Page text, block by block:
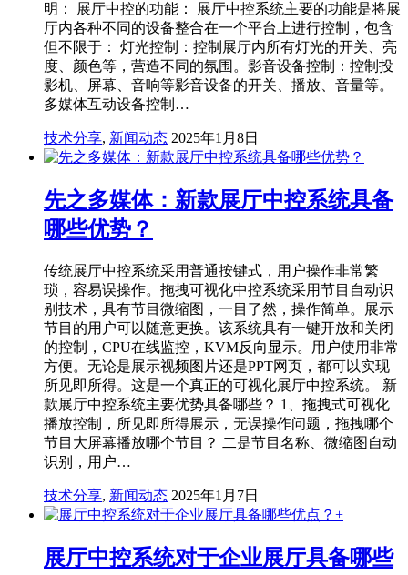
明： 展厅中控的功能： 展厅中控系统主要的功能是将展
厅内各种不同的设备整合在一个平台上进行控制，包含
但不限于： 灯光控制：控制展厅内所有灯光的开关、亮
度、颜色等，营造不同的氛围。影音设备控制：控制投
影机、屏幕、音响等影音设备的开关、播放、音量等。
多媒体互动设备控制…
技术分享, 新闻动态 2025年1月8日
先之多媒体：新款展厅中控系统具备
哪些优势？
传统展厅中控系统采用普通按键式，用户操作非常繁
琐，容易误操作。拖拽可视化中控系统采用节目自动识
别技术，具有节目微缩图，一目了然，操作简单。展示
节目的用户可以随意更换。该系统具有一键开放和关闭
的控制，CPU在线监控，KVM反向显示。用户使用非常
方便。无论是展示视频图片还是PPT网页，都可以实现
所见即所得。这是一个真正的可视化展厅中控系统。 新
款展厅中控系统主要优势具备哪些？ 1、拖拽式可视化
播放控制，所见即所得展示，无误操作问题，拖拽哪个
节目大屏幕播放哪个节目？ 二是节目名称、微缩图自动
识别，用户…
技术分享, 新闻动态 2025年1月7日
展厅中控系统对于企业展厅具备哪些